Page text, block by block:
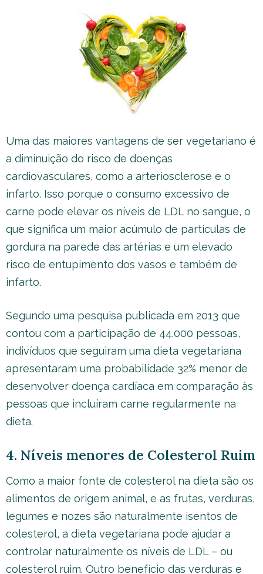
Uma das maiores vantagens de ser vegetariano é
a diminuição do risco de doenças
cardiovasculares, como a arteriosclerose e o
infarto. Isso porque o consumo excessivo de
carne pode elevar os níveis de LDL no sangue, o
que significa um maior acúmulo de partículas de
gordura na parede das artérias e um elevado
risco de entupimento dos vasos e também de
infarto.
Segundo uma pesquisa publicada em 2013 que
contou com a participação de 44.000 pessoas,
indivíduos que seguiram uma dieta vegetariana
apresentaram uma probabilidade 32% menor de
desenvolver doença cardíaca em comparação às
pessoas que incluíram carne regularmente na
dieta.
4. Níveis menores de Colesterol Ruim
Como a maior fonte de colesterol na dieta são os
alimentos de origem animal, e as frutas, verduras,
legumes e nozes são naturalmente isentos de
colesterol, a dieta vegetariana pode ajudar a
controlar naturalmente os níveis de LDL – ou
colesterol ruim. Outro benefício das verduras e